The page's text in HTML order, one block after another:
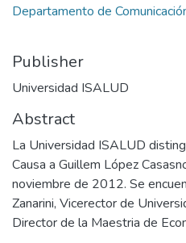
Departamento de
Publisher
Universidad ISALUD
Abstract
La Universidad ISALUD
Causa a Guillem López
noviembre de 2012. Se
Zanarini, Vicerector de
Director de la Maestria de